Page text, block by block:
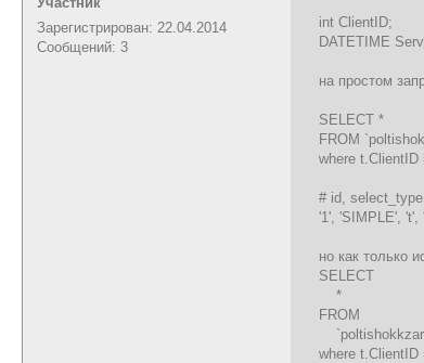
Зарегистрирован: 22.04.2014
Сообщений: 3
int ClientID;
DATETIME
на простом
SELECT *
FROM
where t.ClientID
# id,
'1', 'SIMPLE', 't',
но как только
SELECT
*
FROM
where t.ClientID